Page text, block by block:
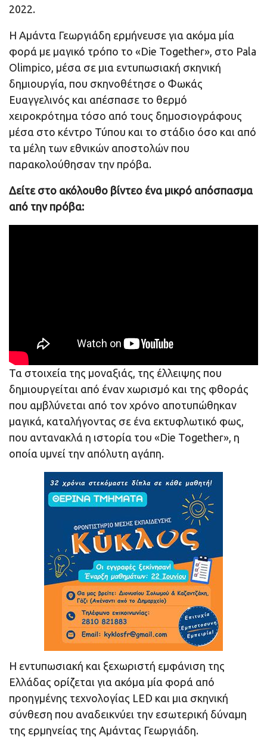
2022.
Η Αμάντα Γεωργιάδη ερμήνευσε για ακόμα μία
φορά με μαγικό τρόπο το «Die Together», στο Pala
Olimpico, μέσα σε μια εντυπωσιακή σκηνική
δημιουργία, που σκηνοθέτησε ο Φωκάς
Ευαγγελινός και απέσπασε το θερμό
χειροκρότημα τόσο από τους δημοσιογράφους
μέσα στο κέντρο Τύπου και το στάδιο όσο και από
τα μέλη των εθνικών αποστολών που
παρακολούθησαν την πρόβα.
Δείτε στο ακόλουθο βίντεο ένα μικρό απόσπασμα
από την πρόβα:
Τα στοιχεία της μοναξιάς, της έλλειψης που
δημιουργείται από έναν χωρισμό και της φθοράς
που αμβλύνεται από τον χρόνο αποτυπώθηκαν
μαγικά, καταλήγοντας σε ένα εκτυφλωτικό φως,
που αντανακλά η ιστορία του «Die Together», η
οποία υμνεί την απόλυτη αγάπη.
Η εντυπωσιακή και ξεχωριστή εμφάνιση της
Ελλάδας ορίζεται για ακόμα μία φορά από
προηγμένης τεχνολογίας LED και μια σκηνική
σύνθεση που αναδεικνύει την εσωτερική δύναμη
της ερμηνείας της Αμάντας Γεωργιάδη.